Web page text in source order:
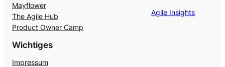
Mayflower
The Agile Hub
Product Owner Camp
Agile Insights
Wichtiges
Impressum